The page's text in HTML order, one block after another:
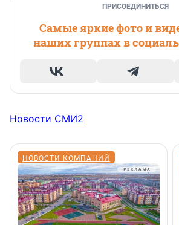
ПРИСОЕДИНИТЬСЯ
Самые яркие фото и
наших группах в
Новости СМИ2
НОВОСТИ КОМПАНИЙ